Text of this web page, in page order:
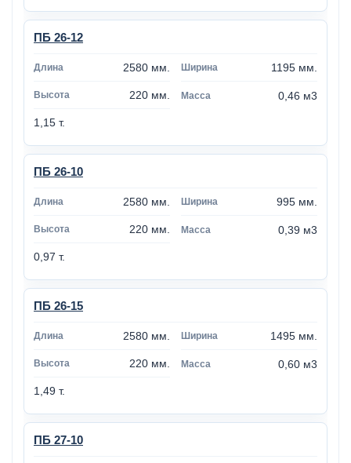
ПБ 26-12
2580 мм. 1195 мм.
220 мм. 0,46 м3
1,15 т.
ПБ 26-10
2580 мм. 995 мм.
220 мм. 0,39 м3
0,97 т.
ПБ 26-15
2580 мм. 1495 мм.
220 мм. 0,60 м3
1,49 т.
ПБ 27-10